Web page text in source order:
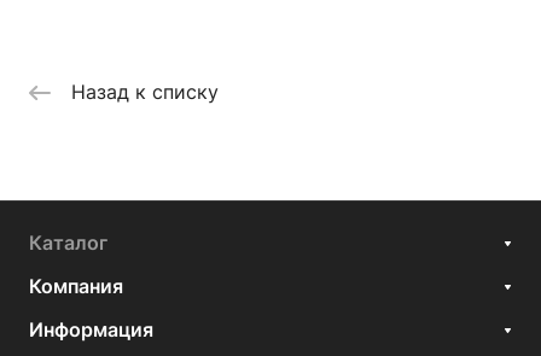
Назад к списку
Каталог
Компания
Информация